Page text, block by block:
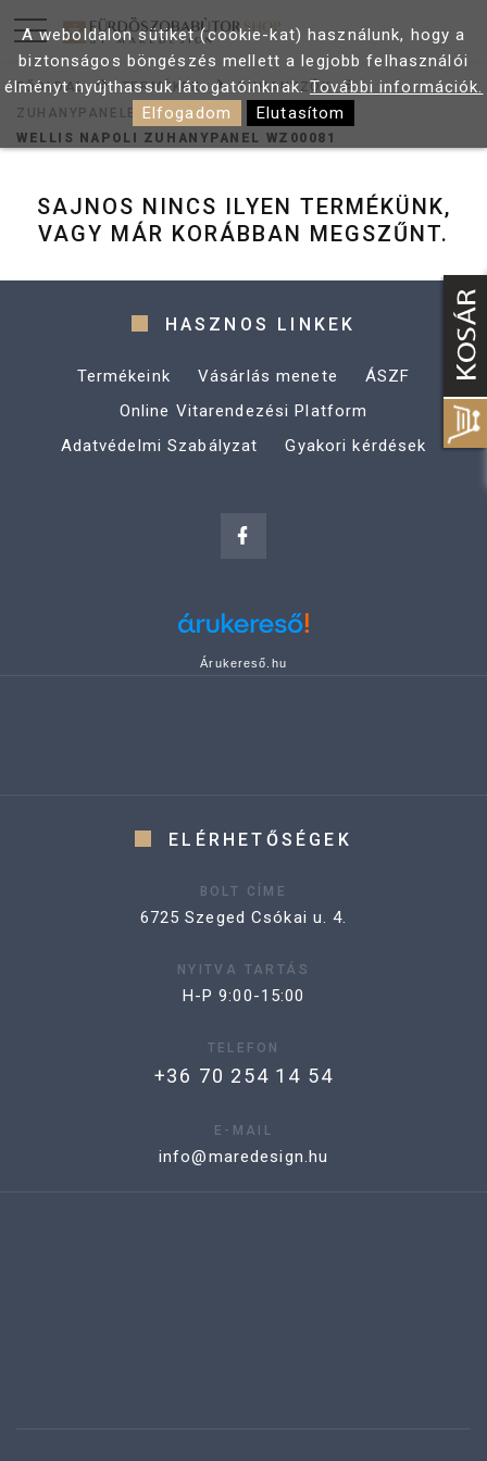
FŐOLDAL TERMÉKEK
ZUHANYZÓK
ZUHANYPANELEK
WELLIS NAPOLI ZUHANYPANEL WZ00081
SAJNOS NINCS ILYEN TERMÉKÜNK,
VAGY MÁR KORÁBBAN MEGSZŰNT.
HASZNOS LINKEK
Termékeink Vásárlás menete
ÁSZF
Online Vitarendezési Platform
Adatvédelmi Szabályzat
Gyakori kérdések
Árukereső.hu
ELÉRHETŐSÉGEK
BOLT CÍME
6725 Szeged Csókai u. 4.
NYITVA TARTÁS
H-P 9:00-15:00
TELEFON
+36 70 254 14 54
E-MAIL
info@maredesign.hu
A weboldalon sütiket (cookie-kat) használunk, hogy a
biztonságos böngészés mellett a legjobb felhasználói
élményt nyújthassuk látogatóinknak.További információk.
Elfogadom
Elutasítom